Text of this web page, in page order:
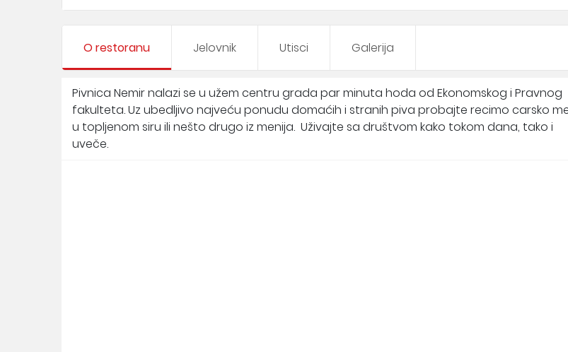
O restoranu Jelovnik Utisci Galerija
Pivnica Nemir nalazi se u užem centru grada par minuta hoda od Ekonomskog i Pravnog
fakulteta. Uz ubedljivo najveću ponudu domaćih i stranih piva probajte recimo carsko
u topljenom siru ili nešto drugo iz menija. Uživajte sa društvom kako tokom dana, tako i
uveče.